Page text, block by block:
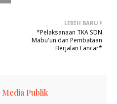
LEBIH BARU
*Pelaksanaan TKA SDN
Mabu'un dan Pembataan
Berjalan Lancar*
Media Publik